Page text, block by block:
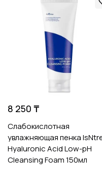
8 250 ₸
Слабокислотная
увлажняющая пенка
Hyaluronic Acid Low-pH
Cleansing Foam 150мл